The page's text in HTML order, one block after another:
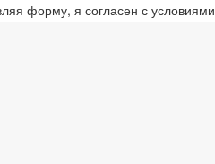
форму, я согласен с условиями